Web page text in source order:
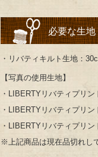
必要な生地
・リバティキルト生地：
【写真の使用生地】
・LIBERTYリバティプリ
・LIBERTYリバティプリ
・LIBERTYリバティプリ
※上記商品は現在品切れし